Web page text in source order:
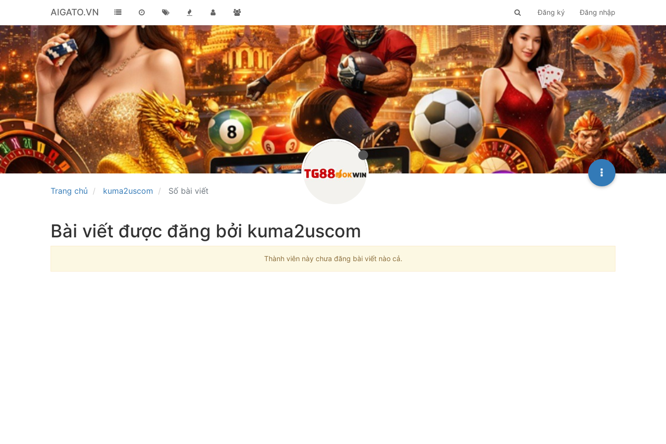
AIGATO.VN Đăng ký Đăng nhập
Trang chủ kuma2uscom Số bài viết
Bài viết được đăng bởi kuma2uscom
Thành viên này chưa đăng bài viết nào cả.